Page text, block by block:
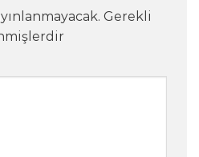
Gerekli